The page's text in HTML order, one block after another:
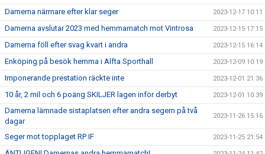
Damerna närmare efter klar seger 2023-12-17 10:11
Damerna avslutar 2023 med hemmamatch mot Vintrosa 2023-12-15 17:15
Damerna föll efter svag kvart i andra 2023-12-15 16:14
Enköping på besök hemma i Alfta Sporthall 2023-12-09 10:19
Imponerande prestation räckte inte 2023-12-01 21:36
10 år, 2 mil och 6 poäng SKILJER lagen inför derbyt 2023-12-01 10:39
Damerna lämnade sistaplatsen efter andra segern på två
dagar
2023-11-26 15:16
Seger mot topplaget RP IF 2023-11-25 21:54